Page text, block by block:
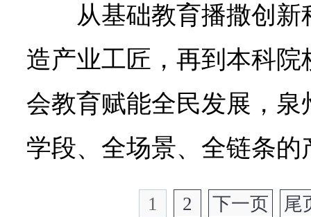
从基础教育播撒创
造产业工匠，再到本科
会教育赋能全民发展，
学段、全场景、全链条的
1 2 下一页 尾